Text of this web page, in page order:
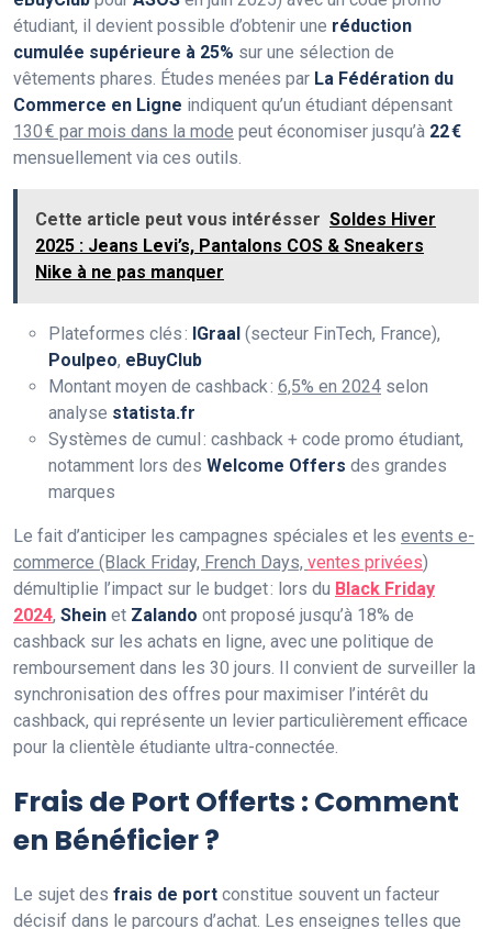
étudiant, il devient possible d’obtenir une réduction
cumulée supérieure à 25% sur une sélection de
vêtements phares. Études menées par La Fédération du
Commerce en Ligne indiquent qu’un étudiant dépensant
130 € par mois dans la mode peut économiser jusqu’à 22 €
mensuellement via ces outils.
Cette article peut vous intérésser Soldes Hiver
2025 : Jeans Levi’s, Pantalons COS & Sneakers
Nike à ne pas manquer
Plateformes clés : IGraal (secteur FinTech, France),
Poulpeo, eBuyClub
Montant moyen de cashback : 6,5% en 2024 selon
analyse statista.fr
Systèmes de cumul : cashback + code promo étudiant,
notamment lors des Welcome Offers des grandes
marques
Le fait d’anticiper les campagnes spéciales et les events e-
commerce (Black Friday, French Days, ventes privées)
démultiplie l’impact sur le budget : lors du Black Friday
2024, Shein et Zalando ont proposé jusqu’à 18% de
cashback sur les achats en ligne, avec une politique de
remboursement dans les 30 jours. Il convient de surveiller la
synchronisation des offres pour maximiser l’intérêt du
cashback, qui représente un levier particulièrement efficace
pour la clientèle étudiante ultra-connectée.
Frais de Port Offerts : Comment
en Bénéficier ?
Le sujet des frais de port constitue souvent un facteur
décisif dans le parcours d’achat. Les enseignes telles que